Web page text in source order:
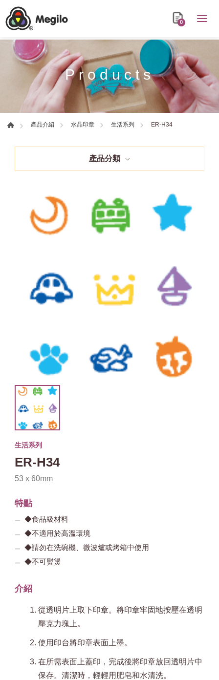
0
Products
產品介紹 水晶印章 生活系列 ER-H34
產品分類
生活系列
ER-H34
53 x 60mm
特點
◆食品級材料
◆不適用於高溫環境
◆請勿在洗碗機、微波爐或烤箱中使用
◆不可熨燙
介紹
從透明片上取下印章。將印章牢固地按壓在透明
壓克力塊上。
使用印台將印章表面上墨。
在所需表面上蓋印，完成後將印章放回透明片中
保存。清潔時，輕輕用肥皂和水清洗。